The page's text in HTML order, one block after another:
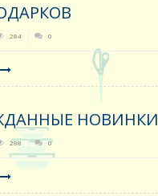
284 0
НОВИНКИ
288 0